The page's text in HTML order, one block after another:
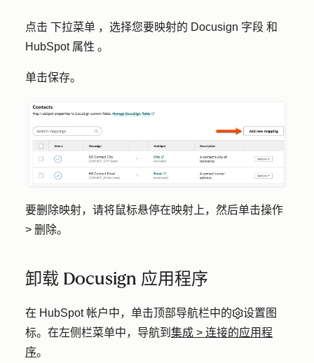
点击 下拉菜单 ，选择您要映射的 Docusign 字段 和
HubSpot 属性 。
单击保存。
要删除映射，请将鼠标悬停在映射上，然后单击操作
> 删除。
卸载 Docusign 应用程序
在 HubSpot 帐户中，单击顶部导航栏中的
设置图
标。在左侧栏菜单中，导航到 集成 > 连接的应用程
序。